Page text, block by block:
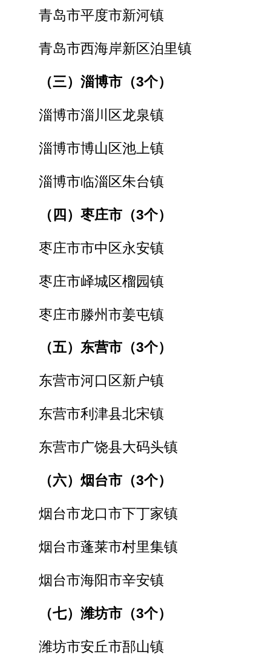
青岛市平度市新河镇
青岛市西海岸新区泊里镇
（三）淄博市（3个）
淄博市淄川区龙泉镇
淄博市博山区池上镇
淄博市临淄区朱台镇
（四）枣庄市（3个）
枣庄市市中区永安镇
枣庄市峄城区榴园镇
枣庄市滕州市姜屯镇
（五）东营市（3个）
东营市河口区新户镇
东营市利津县北宋镇
东营市广饶县大码头镇
（六）烟台市（3个）
烟台市龙口市下丁家镇
烟台市蓬莱市村里集镇
烟台市海阳市辛安镇
（七）潍坊市（3个）
潍坊市安丘市郚山镇